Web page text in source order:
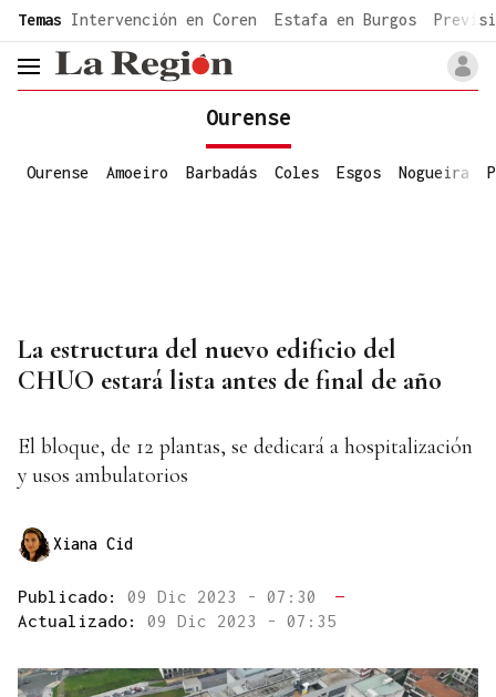
common.go-to-content
Temas Intervención en Coren Estafa en Burgos
header.menu.open
Ourense
Ourense Amoeiro Barbadás Coles Esgos Nogueira
La estructura del nuevo edificio del
CHUO estará lista antes de final de año
El bloque, de 12 plantas, se dedicará a hospitalización
y usos ambulatorios
Xiana Cid
Publicado: 09 Dic 2023 - 07:30
—
Actualizado: 09 Dic 2023 - 07:35